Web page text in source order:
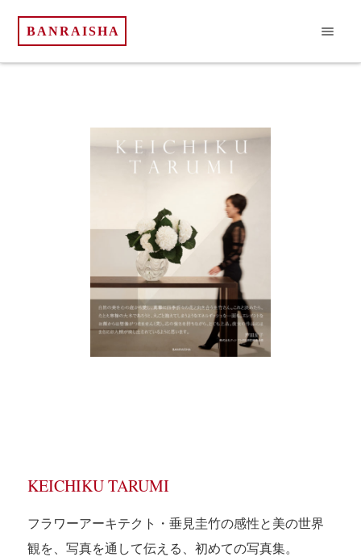
BANRAISHA
KEICHIKU TARUMI
フラワーアーキテクト・垂見圭竹の感性と美の世界
観を、写真を通して伝える、初めての写真集。